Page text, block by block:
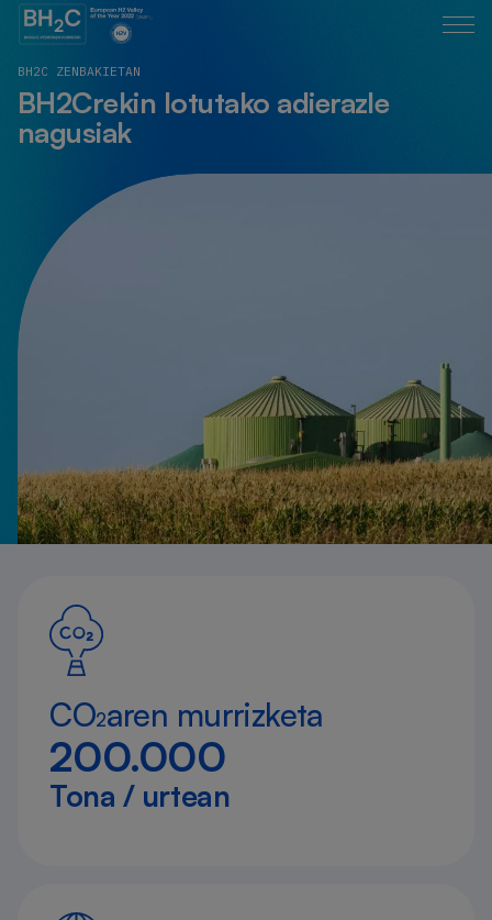
BH2C ZENBAKIETAN
BH2Crekin lotutako adierazle
nagusiak
CO2aren murrizketa
200.000
Tona / urtean